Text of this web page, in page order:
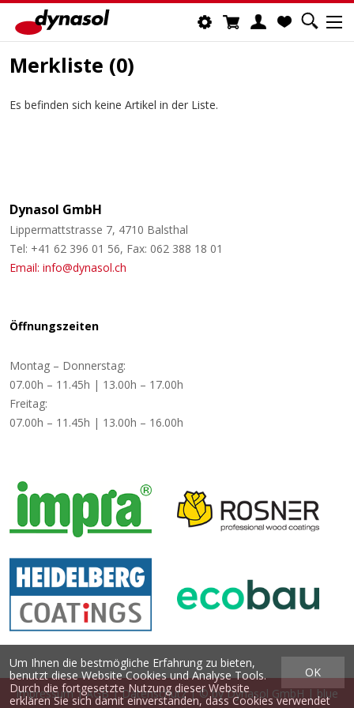
Merkliste (0)
Es befinden sich keine Artikel in der Liste.
Dynasol GmbH
Lippermattstrasse 7, 4710 Balsthal
Tel: +41 62 396 01 56, Fax: 062 388 18 01
Email: info@dynasol.ch
Öffnungszeiten
Montag – Donnerstag:
07.00h – 11.45h | 13.00h – 17.00h
Freitag:
07.00h – 11.45h | 13.00h – 16.00h
Impressum|AGB|Datenschutz| © byDynasol GmbH | blue
OK
Um Ihnen die bestmögliche Erfahrung zu bieten,
benutzt diese Website Cookies und Analyse Tools.
Durch die fortgesetzte Nutzung dieser Website
erklären Sie sich damit einverstanden, dass Cookies verwendet